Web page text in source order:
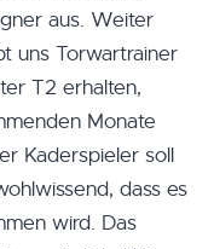
aus. Weiter
uns Torwartrainer
T2 erhalten,
Monate
Kaderspieler soll
dass es
wird. Das